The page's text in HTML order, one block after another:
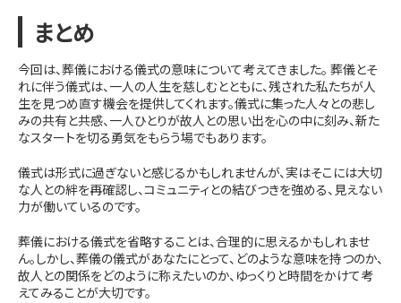
まとめ
今回は、葬儀における儀式の意味について考えてきました。 葬儀とそ
れに伴う儀式は、一人の人生を慈しむとともに、残された私たちが人
生を見つめ直す機会を提供してくれます。儀式に集った人々との悲し
みの共有と共感、一人ひとりが故人との思い出を心の中に刻み、新た
なスタートを切る勇気をもらう場でもあります。
儀式は形式に過ぎないと感じるかもしれませんが、実はそこには大切
な人との絆を再確認し、コミュニティとの結びつきを強める、見えない
力が働いているのです。
葬儀における儀式を省略することは、合理的に思えるかもしれませ
ん。しかし、葬儀の儀式があなたにとって、どのような意味を持つのか、
故人との関係をどのように称えたいのか、ゆっくりと時間をかけて考
えてみることが大切です。